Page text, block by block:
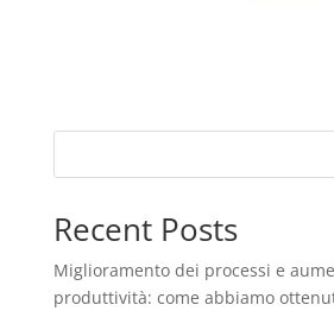
Recent Posts
Miglioramento dei processi e
produttività: come abbiamo